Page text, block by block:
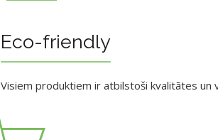
Eco-friendly
Visiem produktiem ir atbilstoši kvalitātes un